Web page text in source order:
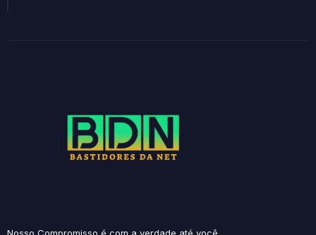
Nosso Compromisso é com a verdade até você